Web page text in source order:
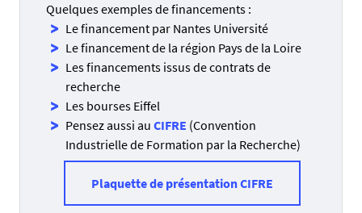
Quelques exemples de financements :
Le financement par Nantes Université
Le financement de la région Pays de la Loire
Les financements issus de contrats de
recherche
Les bourses Eiffel
Pensez aussi au CIFRE (Convention
Industrielle de Formation par la Recherche)
Plaquette de présentation CIFRE